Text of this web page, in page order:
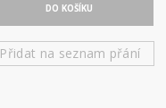
Přidat na seznam přání